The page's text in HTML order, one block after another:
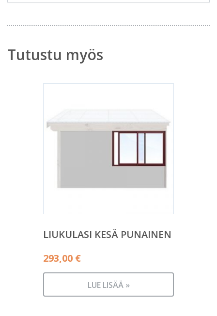
Tutustu myös
LIUKULASI KESÄ PUNAINEN
293,00 €
LUE LISÄÄ »